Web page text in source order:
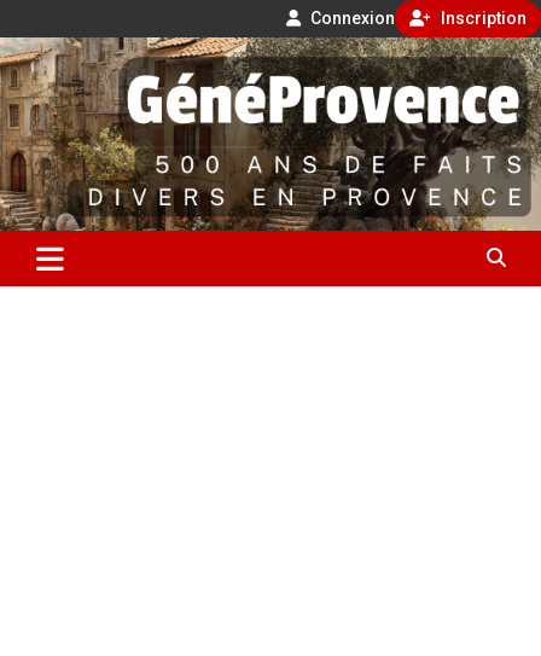
Connexion Inscription
Aller
au
contenu
GénéProvence
500 ans de faits divers en Provence